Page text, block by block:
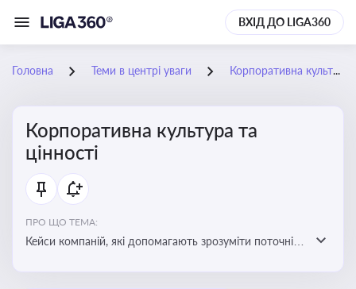
ВХІД ДО LIGA360
Головна Теми в центрі уваги Корпоративна культура та цінності
Корпоративна культура та
цінності
ПРО ЩО ТЕМА:
Кейси компаній, які допомагають зрозуміти поточні